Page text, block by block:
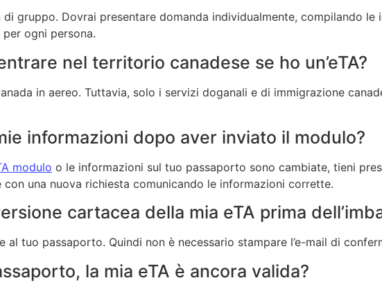
gruppo. Dovrai presentare domanda individualmente, compilando
ogni persona.
nel territorio canadese se ho un’eTA?
in aereo. Tuttavia, solo i servizi doganali e di immigrazione
informazioni dopo aver inviato il modulo?
modulo o le informazioni sul tuo passaporto sono cambiate, tieni
con una nuova richiesta comunicando le informazioni corrette.
cartacea della mia eTA prima
al tuo passaporto. Quindi non è necessario stampare l’e-mail di
la mia eTA è ancora valida?